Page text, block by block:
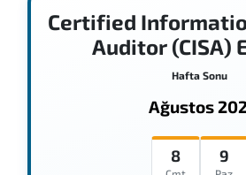
Certified
Auditor (CISA)
Hafta Sonu
Ağustos
8 9